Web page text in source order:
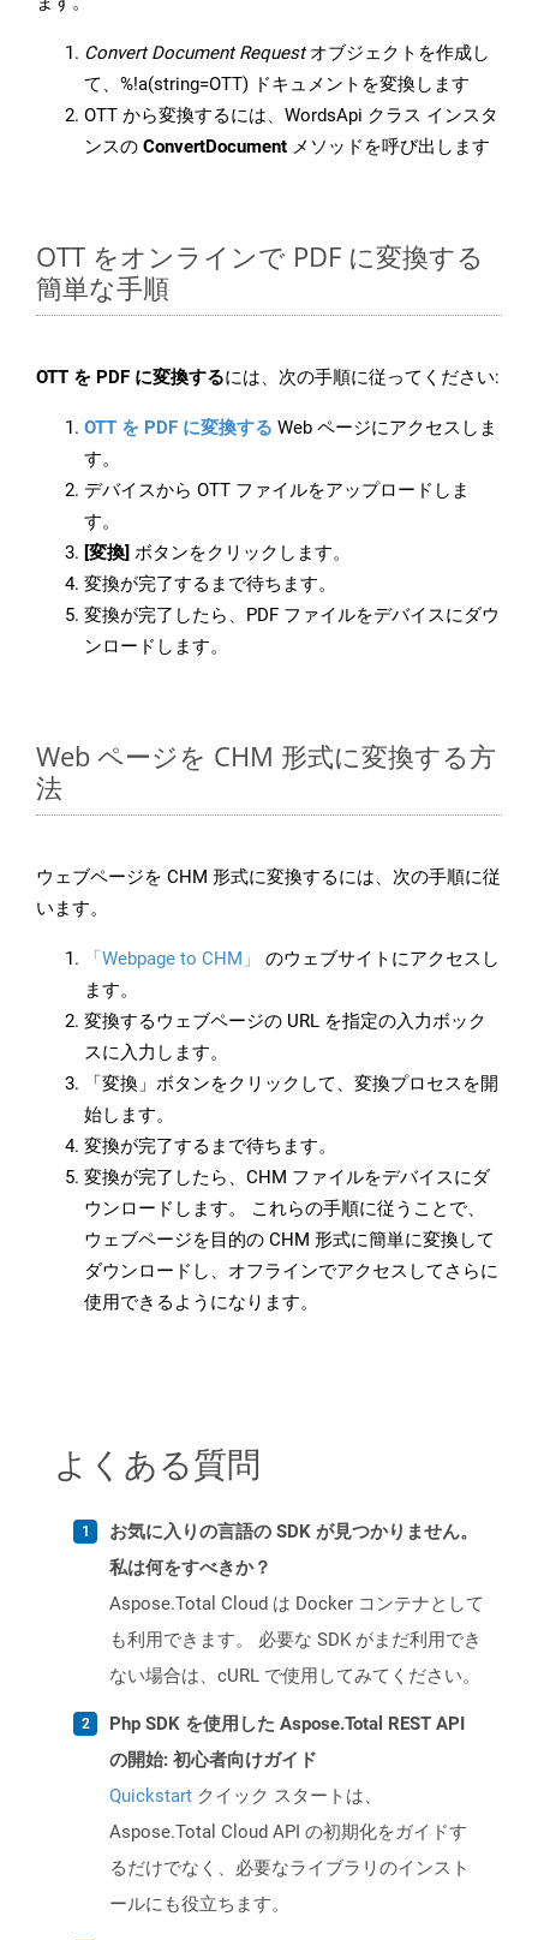
Convert Document Requestオブジェクトを作成し
て、%!a(string=OTT) ドキュメントを変換します
OTT から変換するには、WordsApi クラス インスタ
ンスの ConvertDocument メソッドを呼び出します
OTT をオンラインで PDF に変換する
簡単な手順
OTT を PDF に変換するには、次の手順に従ってください:
OTT を PDF に変換する Web ページにアクセスしま
す。
デバイスから OTT ファイルをアップロードしま
す。
[変換] ボタンをクリックします。
変換が完了するまで待ちます。
変換が完了したら、PDF ファイルをデバイスにダウ
ンロードします。
Web ページを CHM 形式に変換する方
法
ウェブページを CHM 形式に変換するには、次の手順に従
います。
「Webpage to CHM」
のウェブサイトにアクセスし
ます。
変換するウェブページの URL を指定の入力ボック
スに入力します。
「変換」ボタンをクリックして、変換プロセスを開
始します。
変換が完了するまで待ちます。
変換が完了したら、CHM ファイルをデバイスにダ
ウンロードします。 これらの手順に従うことで、
ウェブページを目的の CHM 形式に簡単に変換して
ダウンロードし、オフラインでアクセスしてさらに
使用できるようになります。
よくある質問
お気に入りの言語の SDK が見つかりません。
私は何をすべきか？
Aspose.Total Cloud は Docker コンテナとして
も利用できます。 必要な SDK がまだ利用でき
ない場合は、cURL で使用してみてください。
Php SDK を使用した Aspose.Total REST API
の開始: 初心者向けガイド
Quickstart クイック スタートは、
Aspose.Total Cloud API の初期化をガイドす
るだけでなく、必要なライブラリのインスト
ールにも役立ちます。